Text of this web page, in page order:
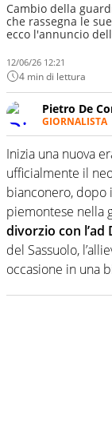
Cambio della
che rassegna le
ecco l'annuncio
12/06/26 12:21
4 min di lettura
Pietro De
GIORNALISTA
Giornalista
Sport si
Inizia una nuova
ufficialmente il
bianconero, dopo
piemontese nella
divorzio con l’ad
del Sassuolo,
occasione in una